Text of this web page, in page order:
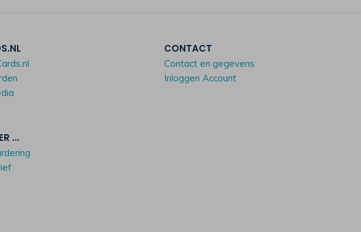
...
CONTACT
Contact en gegevens
Inloggen Account